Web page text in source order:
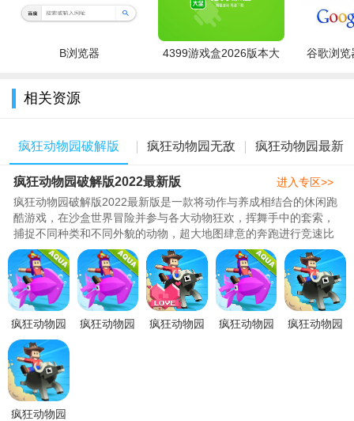
B浏览器
4399游戏盒2026版本大
谷歌浏览
相关资源
疯狂动物园破解版
2022最新版
疯狂动物园无敌
破解版
疯狂动物园最新
破解版
疯狂动物园破解版2022最新版
疯狂动物园破解版2022最新版是一款将动作与养成相结合的休闲跑
酷游戏，在沙盒世界冒险并参与各大动物狂欢，挥舞手中的套索，
捕捉不同种类和不同外貌的动物，超大地图肆意的奔跑进行竞速比
拼与冒险，开创自己的动物园，从驯服、饲养到经营，吸引游客光
临赚取金币，创新的操作，精巧的走位+快视，体验前所未有的心脏
虐待和刺激，史上最可爱的牛仔来了！为了顺利开放天空动物园，
快去抓动物吧。..
进入专区>>
疯狂动物园
国际服内置
功能菜单最
新中文版
v2.1.0安卓
版
疯狂动物园
疯狂动物园
疯狂动物园
疯狂动物园
疯狂动物园